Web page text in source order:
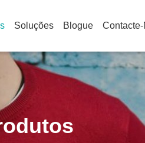
Soluções Blogue